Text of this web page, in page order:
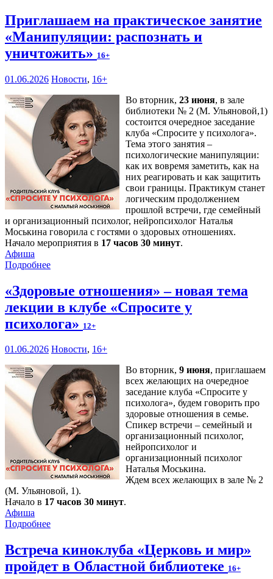
Приглашаем на практическое занятие
«Манипуляции: распознать и
уничтожить» 16+
01.06.2026 Новости, 16+
Во вторник, 23 июня, в зале
библиотеки № 2 (М. Ульяновой,1)
состоится очередное заседание
клуба «Спросите у психолога».
Тема этого занятия –
психологические манипуляции:
как их вовремя заметить, как на
них реагировать и как защитить
свои границы. Практикум станет
логическим продолжением
прошлой встречи, где семейный
и организационный психолог, нейропсихолог Наталья
Моськина говорила с гостями о здоровых отношениях.
Начало мероприятия в 17 часов 30 минут.
Афиша
Подробнее
«Здоровые отношения» – новая тема
лекции в клубе «Спросите у
психолога» 12+
01.06.2026 Новости, 16+
Во вторник, 9 июня, приглашаем
всех желающих на очередное
заседание клуба «Спросите у
психолога», будем говорить про
здоровые отношения в семье.
Спикер встречи – семейный и
организационный психолог,
нейропсихолог и
организационный психолог
Наталья Моськина.
Ждем всех желающих в зале № 2
(М. Ульяновой, 1).
Начало в 17 часов 30 минут.
Афиша
Подробнее
Встреча киноклуба «Церковь и мир»
пройдет в Областной библиотеке 16+